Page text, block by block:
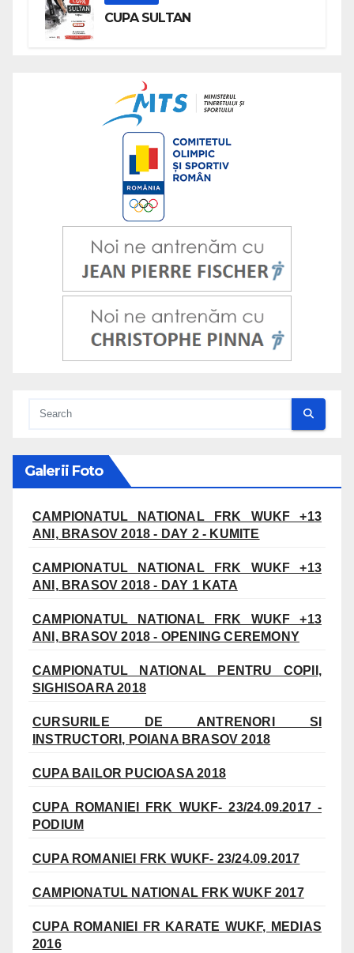
CUPA SULTAN
Galerii Foto
CAMPIONATUL NATIONAL FRK WUKF +13
ANI, BRASOV 2018 - DAY 2 - KUMITE
CAMPIONATUL NATIONAL FRK WUKF +13
ANI, BRASOV 2018 - DAY 1 KATA
CAMPIONATUL NATIONAL FRK WUKF +13
ANI, BRASOV 2018 - OPENING CEREMONY
CAMPIONATUL NATIONAL PENTRU COPII,
SIGHISOARA 2018
CURSURILE DE ANTRENORI SI
INSTRUCTORI, POIANA BRASOV 2018
CUPA BAILOR PUCIOASA 2018
CUPA ROMANIEI FRK WUKF- 23/24.09.2017 -
PODIUM
CUPA ROMANIEI FRK WUKF- 23/24.09.2017
CAMPIONATUL NATIONAL FRK WUKF 2017
CUPA ROMANIEI FR KARATE WUKF, MEDIAS
2016